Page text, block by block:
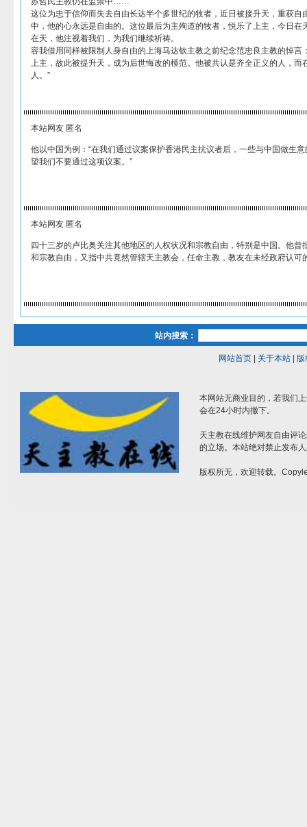
这位为忠于信仰而失去自由长达半个多世纪的牧者，近日被接升天，重获自
中，他的心永远是自由的。这位最后为主殉道的牧者，悦乐了上主，今日在
在天，他注视着我们，为我们继续祈祷。
容我借用同样被限制人身自由的上海马达钦主教之前纪念范忠良主教的悼言
上主，故此被提升天，成为后世悔改的模范。他被共认是齐全正义的人，而
人。”
本站网友 匿名
他以中国为例：“在我们通过议案保护香港民主抗议者后，一些与中国做生
望我们不要通过这项议案。”
本站网友 匿名
四十三岁的卢比奥关注其他地区的人权状况和宗教自由，特别是中国。他曾
和宗教自由，又指中共竟然管辖天主教会，任命主教，教友在未经政府认可
站内搜索：
网站首页| 关于本站| 版
本网站无商业目的，若我们
会在24小时内撤下。
天主教在线维护网友自由评
的立场。本站绝对禁止发布
版权所无，欢迎转载。